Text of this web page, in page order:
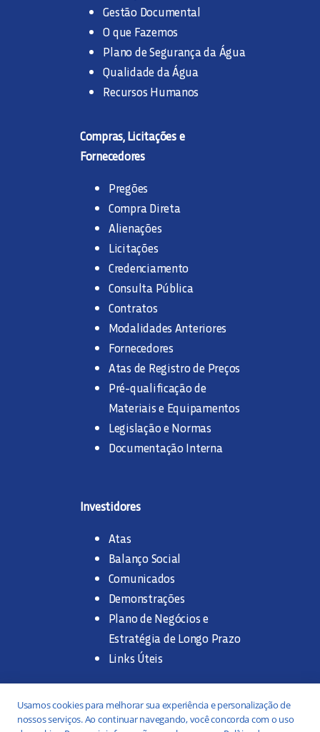
Gestão Documental
O que Fazemos
Plano de Segurança da Água
Qualidade da Água
Recursos Humanos
Compras, Licitações e
Fornecedores
Pregões
Compra Direta
Alienações
Licitações
Credenciamento
Consulta Pública
Contratos
Modalidades Anteriores
Fornecedores
Atas de Registro de Preços
Pré-qualificação de
Materiais e Equipamentos
Legislação e Normas
Documentação Interna
Investidores
Atas
Balanço Social
Comunicados
Demonstrações
Plano de Negócios e
Estratégia de Longo Prazo
Links Úteis
Trabalhe na SANASA
Usamos cookies para melhorar sua experiência e personalização de
nossos serviços. Ao continuar navegando, você concorda com o uso